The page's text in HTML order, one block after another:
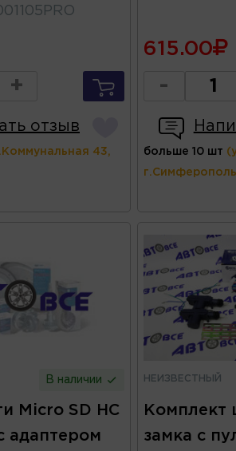
+
отзыв
43,
615.00
-
больше 10 шт
В наличии
Micro SD HC
адаптером
НЕИЗВЕСТНЫЙ
Комплект
замка с